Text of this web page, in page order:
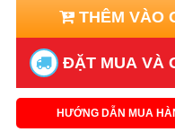
THÊM VÀO
ĐẶT MUA VÀ
HƯỚNG DẪN MUA